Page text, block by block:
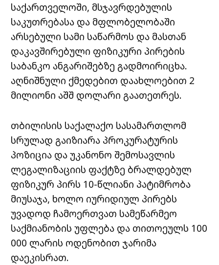
საქართველოში, მსჯავრდებულის
საკუთრებასა და მფლობელობაში
არსებული სამი საწარმოს და მასთან
დაკავშირებული ფიზიკური პირების
საბანკო ანგარიშებზე გადმოირიცხა.
აღნიშნული ქმედებით დაახლოებით 2
მილიონი აშშ დოლარი გაათეთრეს.
თბილისის საქალაქო სასამართლომ
სრულად გაიზიარა პროკურატურის
პოზიცია და უკანონო შემოსავლის
ლეგალიზაციის ფაქტზე ბრალდებულ
ფიზიკურ პირს 10-წლიანი პატიმრობა
მიუსაჯა, ხოლო იურიდიულ პირებს
უვადოდ ჩამოერთვათ სამეწარმეო
საქმიანობის უფლება და თითოეულს 100
000 ლარის ოდენობით ჯარიმა
დაეკისრათ.